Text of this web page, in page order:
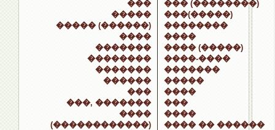
���
�����
����� (������)
����
�������
��������
�������
������
���
���, �������
����
(������������)
��� (��������)
���(�����)
��������
����
���� (�����)
����-����
�������
�����
����
���
����
���� �� ������